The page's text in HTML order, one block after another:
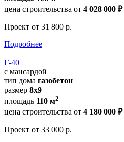
цена строительства от 4 028 000 ₽
Проект от 31 800 р.
Подробнее
Г-40
с мансардой
тип дома газобетон
размер 8х9
площадь 110 м2
цена строительства от 4 180 000 ₽
Проект от 33 000 р.